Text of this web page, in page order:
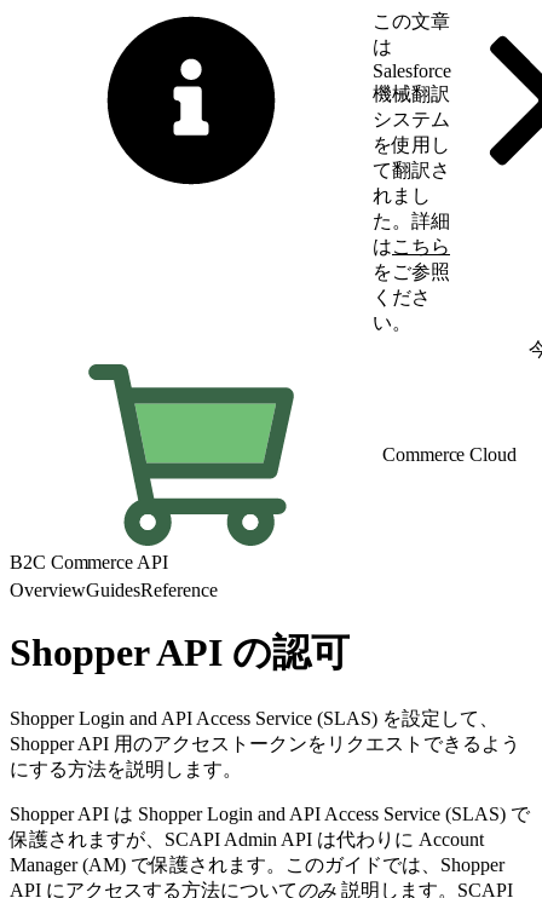
この文章
は
Salesforce
機械翻訳
システム
を使用し
て翻訳さ
れまし
た。詳細
はこちら
をご参照
くださ
い。
Commerce Cloud
B2C Commerce API
OverviewGuidesReference
Shopper API の認可
Shopper Login and API Access Service (SLAS) を設定して、
Shopper API 用のアクセストークンをリクエストできるよう
にする方法を説明します。
Shopper API は Shopper Login and API Access Service (SLAS) で
保護されますが、SCAPI Admin API は代わりに Account
Manager (AM) で保護されます。このガイドでは、Shopper
API にアクセスする方法についてのみ 説明します。SCAPI